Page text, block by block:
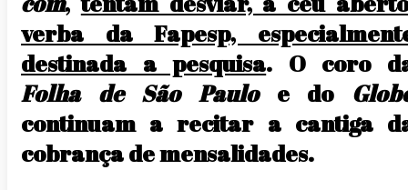
verba da Fapesp,
destinada a pesquisa. O coro
Folha de São Pauloe do
continuam a recitar a cantiga
cobrança de mensalidades.